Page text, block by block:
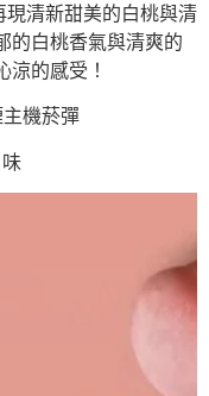
清新甜美的白桃與清
的白桃香氣與清爽的
的感受！
機菸彈